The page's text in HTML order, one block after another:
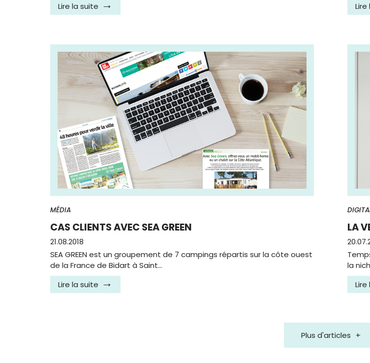
Lire la suite
MÉDIA
CAS CLIENTS AVEC SEA GREEN
21.08.2018
SEA GREEN est un groupement de 7 campings répartis sur la côte ouest
de la France de Bidart à Saint…
Lire la suite
LA
la
Plus d'articles